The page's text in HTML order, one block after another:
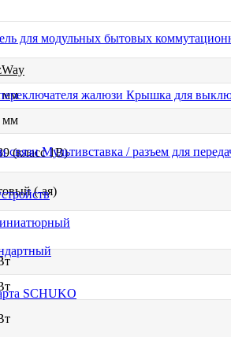
для модульных бытовых
Крышка для
Мультивставка / разъем для
SCHUKO
мм
мм
(класс 1В)
(-ая)